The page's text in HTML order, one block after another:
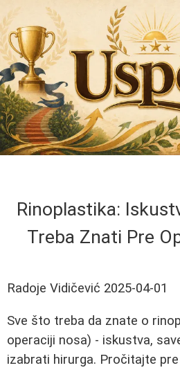
Rinoplastika:
Treba Znati Pre
Radoje Vidičević 2025-04-01
Sve što treba da znate o
operaciji nosa) - iskustva,
izabrati hirurga. Pročitajte